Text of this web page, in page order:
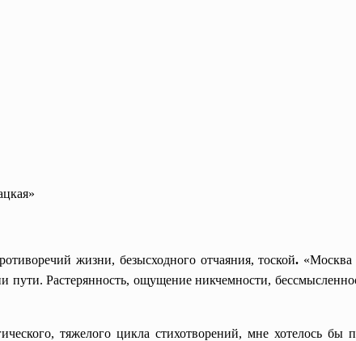
жизни, безысходного отчаяния, тоской. «Москва
пути. Растерянность, ощущение никчемности,
тяжелого цикла стихотворений, мне хотелось бы